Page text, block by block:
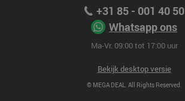
+31 85 - 001 40 50
Whatsapp ons
Ma-Vr. 09:00 tot 17:00 uur
Bekijk desktop versie
© MEGA DEAL. All Rights Reserved.